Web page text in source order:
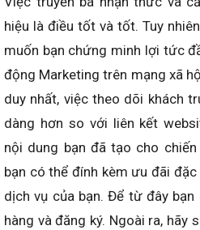
hiệu là điều tốt và tốt. Tuy
muốn bạn chứng minh lợi tức
động Marketing trên mạng xã
duy nhất, việc theo dõi khách
dàng hơn so với liên kết
nội dung bạn đã tạo cho
bạn có thể đính kèm ưu đãi
dịch vụ của bạn. Để từ đây bạn
hàng và đăng ký. Ngoài ra, hãy